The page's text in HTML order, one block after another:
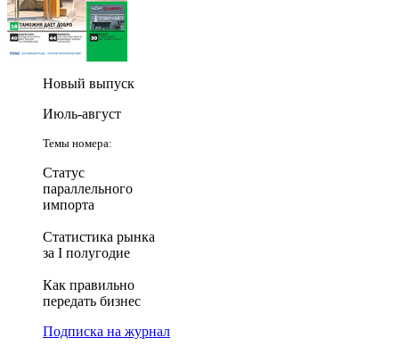
Новый выпуск
Июль-август
Темы номера:
Статус
параллельного
импорта
Статистика рынка
за I полугодие
Как правильно
передать бизнес
Подписка на журнал